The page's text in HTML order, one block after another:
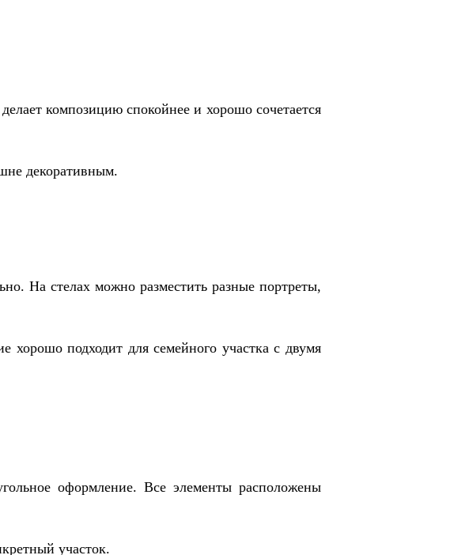
композицию спокойнее и хорошо сочетается
декоративным.
На стелах можно разместить разные портреты,
хорошо подходит для семейного участка с двумя
оформление. Все элементы расположены
участок.